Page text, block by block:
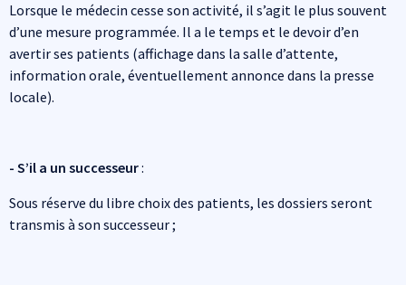
Lorsque le médecin cesse son activité, il s’agit le plus souvent
d’une mesure programmée. Il a le temps et le devoir d’en
avertir ses patients (affichage dans la salle d’attente,
information orale, éventuellement annonce dans la presse
locale).
- S’il a un successeur:
Sous réserve du libre choix des patients, les dossiers seront
transmis à son successeur ;